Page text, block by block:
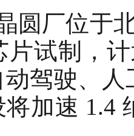
圆厂位于
片试制，
驾驶、
加速 1.4